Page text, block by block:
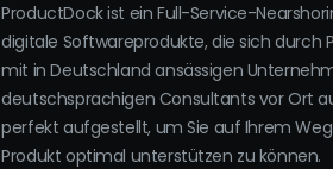
ProductDock ist ein Full-Service-
digitale Softwareprodukte, die sich durch
mit in Deutschland ansässigen
deutschsprachigen Consultants vor Ort
perfekt aufgestellt, um Sie auf Ihrem
Produkt optimal unterstützen zu können.